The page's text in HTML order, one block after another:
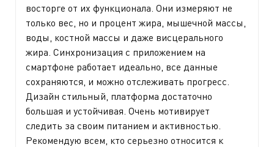
восторге от их функционала. Они измеряют не
только вес, но и процент жира, мышечной массы,
воды, костной массы и даже висцерального
жира. Синхронизация с приложением на
смартфоне работает идеально, все данные
сохраняются, и можно отслеживать прогресс.
Дизайн стильный, платформа достаточно
большая и устойчивая. Очень мотивирует
следить за своим питанием и активностью.
Рекомендую всем, кто серьезно относится к